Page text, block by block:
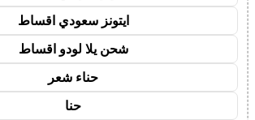
ايتونز سعودي اقساط
شحن يلا لودو اقساط
حناء شعر
حنا